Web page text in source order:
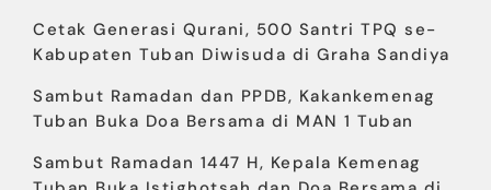
Cetak Generasi Qurani, 500 Santri TPQ se-
Kabupaten Tuban Diwisuda di Graha Sandiya
Sambut Ramadan dan PPDB, Kakankemenag
Tuban Buka Doa Bersama di MAN 1 Tuban
Sambut Ramadan 1447 H, Kepala Kemenag